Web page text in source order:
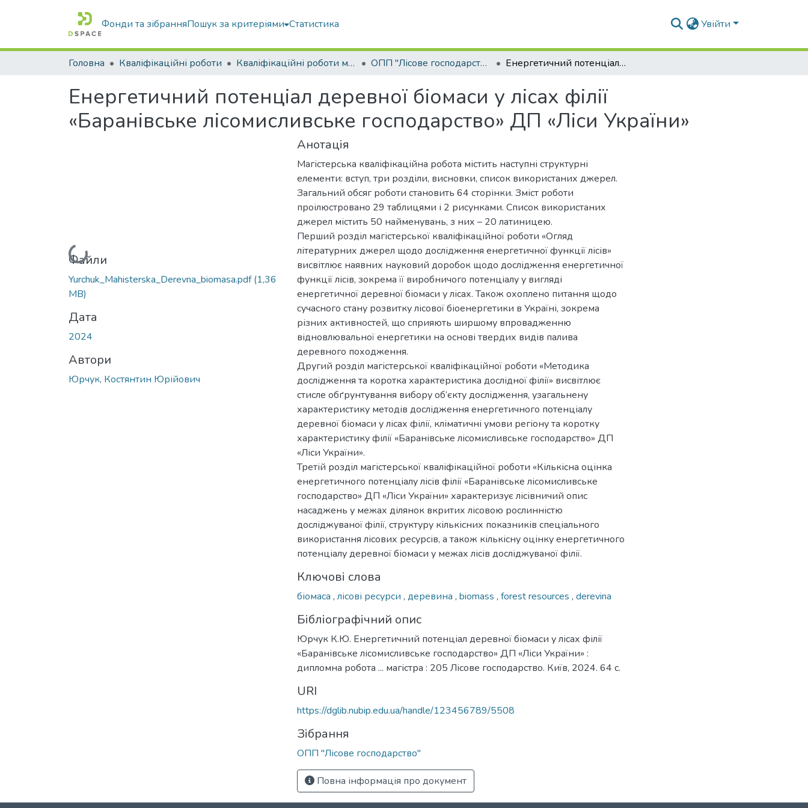
Фонди та зібранняПошук за критеріями Статистика Увійти
Головна Кваліфікаційні роботи Кваліфікаційні роботи магістрів ОПП "Лісове господарство" Енергетичний потенціал деревної біомаси у лісах філії «Баранівське лісомисливське господарство» ДП «Ліси України»
Енергетичний потенціал деревної біомаси у лісах філії
«Баранівське лісомисливське господарство» ДП «Ліси України»
Вантажиться...
Файли
Yurchuk_Mahisterska_Derevna_biomasa.pdf(1,36
MB)
Дата
2024
Автори
Юрчук, Костянтин Юрійович
Анотація
Магістерська кваліфікаційна робота містить наступні структурні
елементи: вступ, три розділи, висновки, список використаних джерел.
Загальний обсяг роботи становить 64 сторінки. Зміст роботи
проілюстровано 29 таблицями і 2 рисунками. Список використаних
джерел містить 50 найменувань, з них – 20 латиницею.
Перший розділ магістерської кваліфікаційної роботи «Огляд
літературних джерел щодо дослідження енергетичної функції лісів»
висвітлює наявних науковий доробок щодо дослідження енергетичної
функції лісів, зокрема її виробничого потенціалу у вигляді
енергетичної деревної біомаси у лісах. Також охоплено питання щодо
сучасного стану розвитку лісової біоенергетики в Україні, зокрема
різних активностей, що сприяють ширшому впровадженню
відновлювальної енергетики на основі твердих видів палива
деревного походження.
Другий розділ магістерської кваліфікаційної роботи «Методика
дослідження та коротка характеристика дослідної філії» висвітлює
стисле обґрунтування вибору об’єкту дослідження, узагальнену
характеристику методів дослідження енергетичного потенціалу
деревної біомаси у лісах філії, кліматичні умови регіону та коротку
характеристику філії «Баранівське лісомисливське господарство» ДП
«Ліси України».
Третій розділ магістерської кваліфікаційної роботи «Кількісна оцінка
енергетичного потенціалу лісів філії «Баранівське лісомисливське
господарство» ДП «Ліси України» характеризує лісівничий опис
насаджень у межах ділянок вкритих лісовою рослинністю
досліджуваної філії, структуру кількісних показників спеціального
використання лісових ресурсів, а також кількісну оцінку енергетичного
потенціалу деревної біомаси у межах лісів досліджуваної філії.
Ключові слова
біомаса , лісові ресурси , деревина , biomass , forest resources , derevina
Бібліографічний опис
Юрчук К.Ю. Енергетичний потенціал деревної біомаси у лісах філії
«Баранівське лісомисливське господарство» ДП «Ліси України» :
дипломна робота ... магістра : 205 Лісове господарство. Київ, 2024. 64 с.
URI
https://dglib.nubip.edu.ua/handle/123456789/5508
Зібрання
ОПП "Лісове господарство"
Повна інформація про документ